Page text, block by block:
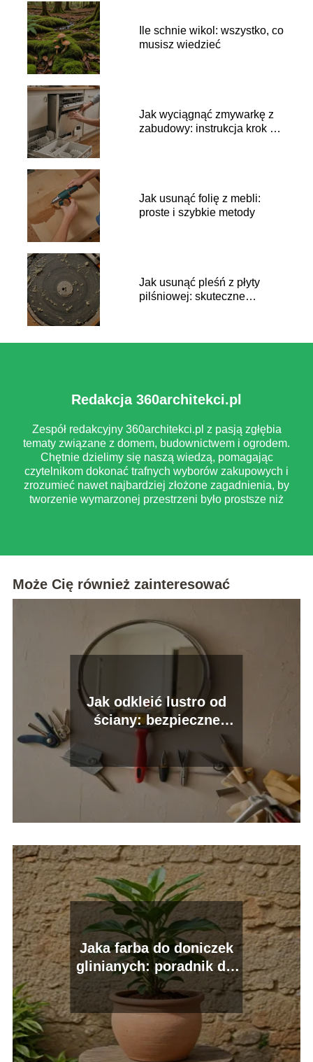
Ile schnie wikol: wszystko, co
musisz wiedzieć
Jak wyciągnąć zmywarkę z
zabudowy: instrukcja krok po
Jak usunąć folię z mebli:
proste i szybkie metody
Jak usunąć pleśń z płyty
pilśniowej: skuteczne
Redakcja 360architekci.pl
Zespół redakcyjny 360architekci.pl z pasją zgłębia
tematy związane z domem, budownictwem i ogrodem.
Chętnie dzielimy się naszą wiedzą, pomagając
czytelnikom dokonać trafnych wyborów zakupowych i
zrozumieć nawet najbardziej złożone zagadnienia, by
tworzenie wymarzonej przestrzeni było prostsze niż
Może Cię również zainteresować
Jak odkleić lustro od
ściany: bezpieczne
metody
Jaka farba do doniczek
glinianych: poradnik dla
domowych ogrodników